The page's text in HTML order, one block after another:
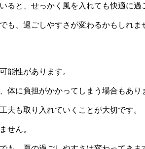
ると、せっかく風を入れても快適に過
も、過ごしやすさが変わるかもしれま
能性があります。
体に負担がかかってしまう場合もあり
夫も取り入れていくことが大切です。
せん。